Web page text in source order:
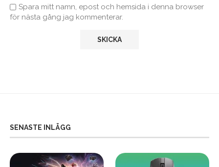
Spara mitt namn, epost och hemsida i denna browser
för nästa gång jag kommenterar.
SENASTE INLÄGG